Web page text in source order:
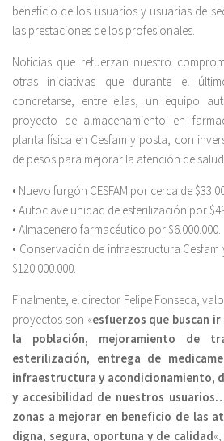
beneficio de los usuarios y usuarias de
las prestaciones de los profesionales.
Noticias que refuerzan nuestro
otras iniciativas que durante el
concretarse, entre ellas, un equipo
proyecto de almacenamiento en
planta física en Cesfam y posta, con
de pesos para mejorar la atención de
• Nuevo furgón CESFAM por cerca de
• Autoclave unidad de esterilización por
• Almacenero farmacéutico por $6.000.000.
• Conservación de infraestructura
$120.000.000.
Finalmente, el director Felipe Fonseca,
proyectos son «esfuerzos que buscan
la población, mejoramiento de
esterilización, entrega de
infraestructura y acondicionamiento,
y accesibilidad de nuestros
zonas a mejorar en beneficio de las
digna, segura, oportuna y de calidad